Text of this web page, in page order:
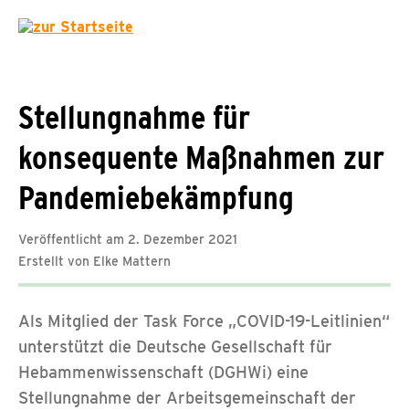
Stellungnahme für
konsequente Maßnahmen zur
Pandemiebekämpfung
Veröffentlicht am 2. Dezember 2021
Erstellt von Elke Mattern
Als Mitglied der Task Force „COVID-19-Leitlinien“
unterstützt die Deutsche Gesellschaft für
Hebammenwissenschaft (DGHWi) eine
Stellungnahme der Arbeitsgemeinschaft der